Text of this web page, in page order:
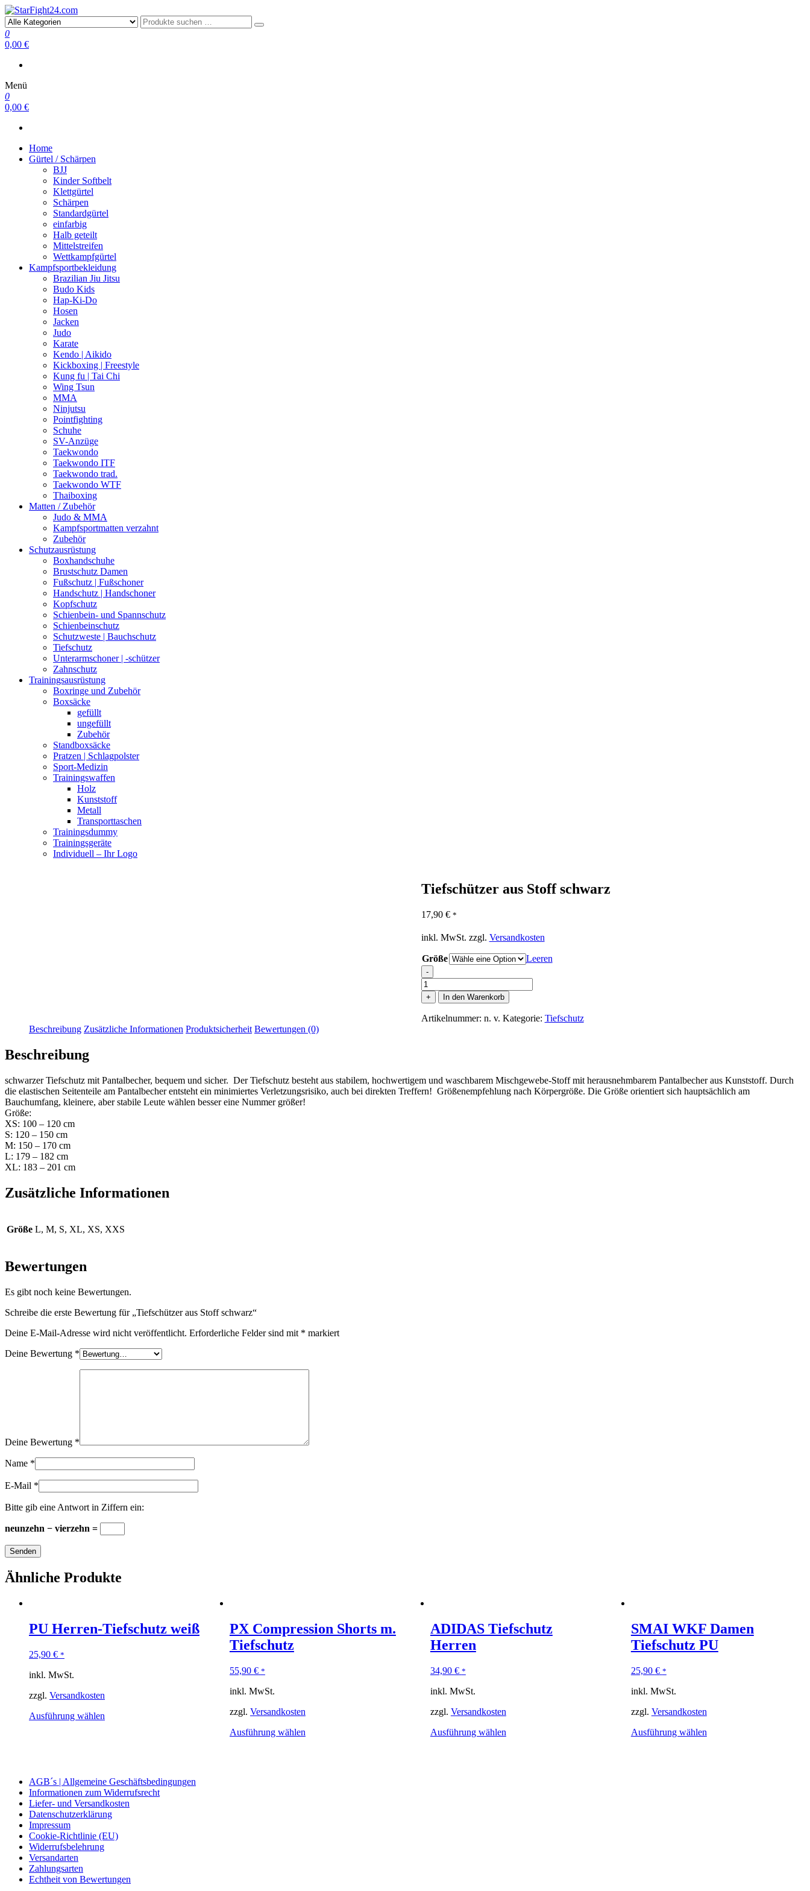
StarFight24.com
Kampfsportartikel
0
0,00 €
Menü
0
0,00 €
Home
Gürtel / Schärpen
BJJ
Kinder Softbelt
Klettgürtel
Schärpen
Standardgürtel
einfarbig
Halb geteilt
Mittelstreifen
Wettkampfgürtel
Kampfsportbekleidung
Brazilian Jiu Jitsu
Budo Kids
Hap-Ki-Do
Hosen
Jacken
Judo
Karate
Kendo | Aikido
Kickboxing | Freestyle
Kung fu | Tai Chi
Wing Tsun
MMA
Ninjutsu
Pointfighting
Schuhe
SV-Anzüge
Taekwondo
Taekwondo ITF
Taekwondo trad.
Taekwondo WTF
Thaiboxing
Matten / Zubehör
Judo & MMA
Kampfsportmatten verzahnt
Zubehör
Schutzausrüstung
Boxhandschuhe
Brustschutz Damen
Fußschutz | Fußschoner
Handschutz | Handschoner
Kopfschutz
Schienbein- und Spannschutz
Schienbeinschutz
Schutzweste | Bauchschutz
Tiefschutz
Unterarmschoner | -schützer
Zahnschutz
Trainingsausrüstung
Boxringe und Zubehör
Boxsäcke
gefüllt
ungefüllt
Zubehör
Standboxsäcke
Pratzen | Schlagpolster
Sport-Medizin
Trainingswaffen
Holz
Kunststoff
Metall
Transporttaschen
Trainingsdummy
Trainingsgeräte
Individuell – Ihr Logo
Tiefschützer aus Stoff schwarz
17,90 € *
inkl. MwSt. zzgl. Versandkosten
Größe Leeren
-
Tiefschützer
aus
Stoff
schwarz
+ In den Warenkorb
Artikelnummer: n. v. Kategorie: Tiefschutz
Beschreibung Zusätzliche Informationen Produktsicherheit Bewertungen (0)
Beschreibung
schwarzer Tiefschutz mit Pantalbecher, bequem und sicher. Der Tiefschutz besteht aus stabilem, hochwertigem und waschbarem Mischgewebe-Stoff mit herausnehmbarem Pantalbecher aus Kunststoff. Durch
die elastischen Seitenteile am Pantalbecher entsteht ein minimiertes Verletzungsrisiko, auch bei direkten Treffern! Größenempfehlung nach Körpergröße. Die Größe orientiert sich hauptsächlich am
Bauchumfang, kleinere, aber stabile Leute wählen besser eine Nummer größer!
Größe:
XS: 100 – 120 cm
S: 120 – 150 cm
M: 150 – 170 cm
L: 179 – 182 cm
XL: 183 – 201 cm
Zusätzliche Informationen
Größe L, M, S, XL, XS, XXS
Bewertungen
Es gibt noch keine Bewertungen.
Schreibe die erste Bewertung für „Tiefschützer aus Stoff schwarz“
Deine E-Mail-Adresse wird nicht veröffentlicht. Erforderliche Felder sind mit * markiert
Deine Bewertung *
Deine Bewertung *
Name *
E-Mail *
Bitte gib eine Antwort in Ziffern ein:
neunzehn − vierzehn =
Ähnliche Produkte
PU Herren-Tiefschutz weiß
25,90 € *
inkl. MwSt.
zzgl. Versandkosten
Ausführung wählen
PX Compression Shorts m.
Tiefschutz
55,90 € *
inkl. MwSt.
zzgl. Versandkosten
Ausführung wählen
ADIDAS Tiefschutz
Herren
34,90 € *
inkl. MwSt.
zzgl. Versandkosten
Ausführung wählen
SMAI WKF Damen
Tiefschutz PU
25,90 € *
inkl. MwSt.
zzgl. Versandkosten
Ausführung wählen
AGB´s | Allgemeine Geschäftsbedingungen
Informationen zum Widerrufsrecht
Liefer- und Versandkosten
Datenschutzerklärung
Impressum
Cookie-Richtlinie (EU)
Widerrufsbelehrung
Versandarten
Zahlungsarten
Echtheit von Bewertungen